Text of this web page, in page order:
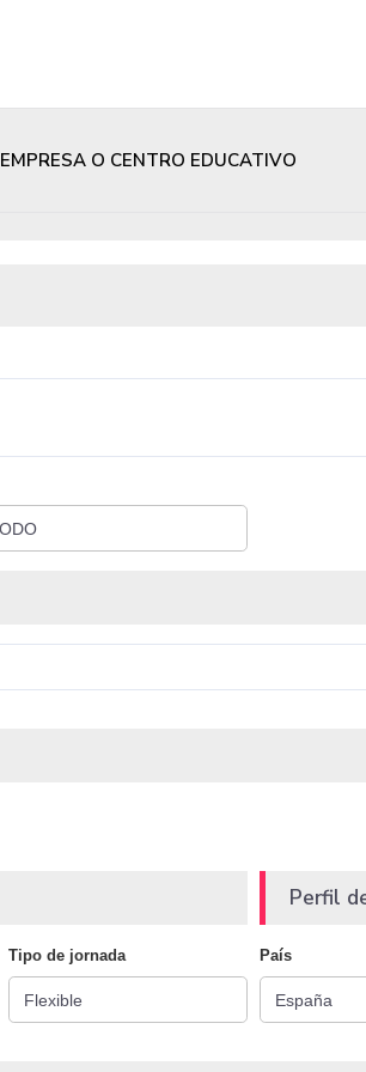
EMPRESA O CENTRO EDUCATIVO
Tipo de jornada
Perfil
País